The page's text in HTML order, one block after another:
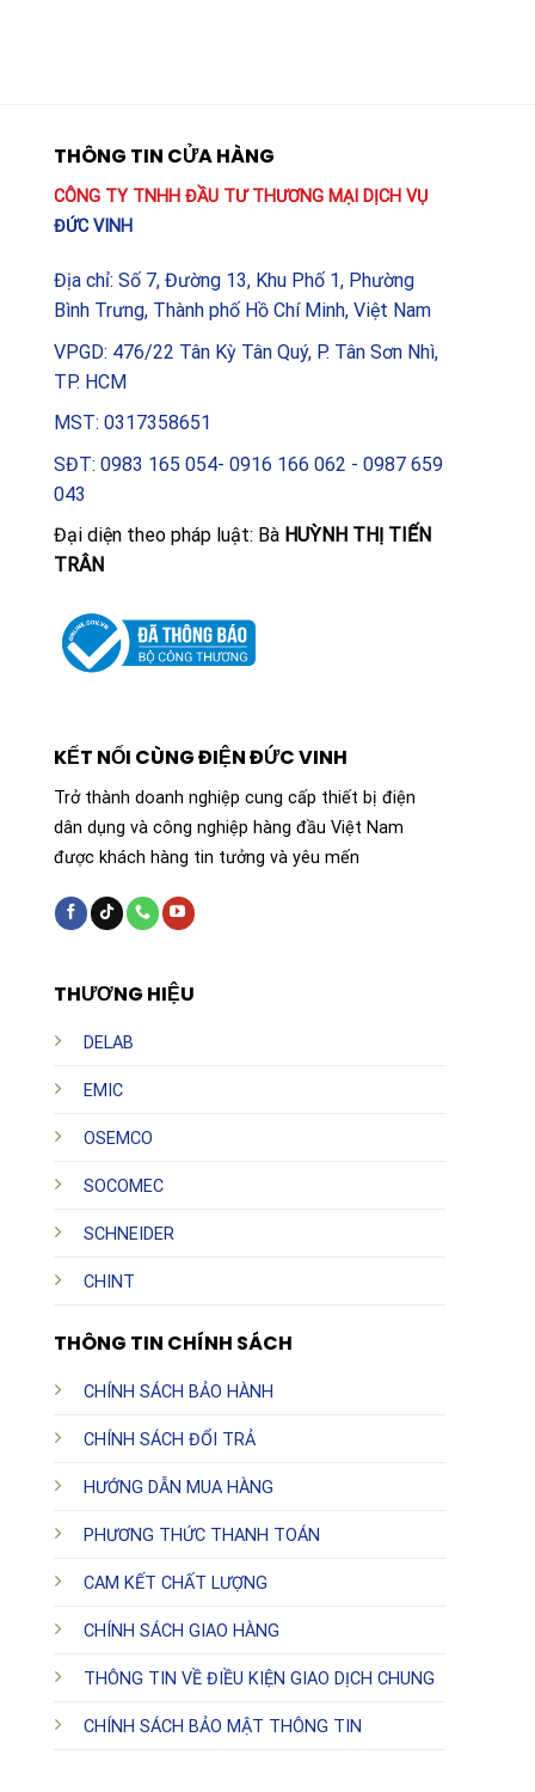
THÔNG TIN CỬA HÀNG
CÔNG TY TNHH ĐẦU TƯ THƯƠNG MẠI DỊCH VỤ
ĐỨC VINH
Địa chỉ: Số 7, Đường 13, Khu Phố 1, Phường
Bình Trưng, Thành phố Hồ Chí Minh, Việt Nam
VPGD: 476/22 Tân Kỳ Tân Quý, P. Tân Sơn Nhì,
TP. HCM
MST: 0317358651
SĐT: 0983 165 054- 0916 166 062 - 0987 659
043
Đại diện theo pháp luật: Bà HUỲNH THỊ TIẾN
TRÂN
THƯƠNG HIỆU
DELAB
EMIC
OSEMCO
SOCOMEC
SCHNEIDER
CHINT
THÔNG TIN CHÍNH SÁCH
CHÍNH SÁCH BẢO HÀNH
CHÍNH SÁCH ĐỔI TRẢ
HƯỚNG DẪN MUA HÀNG
PHƯƠNG THỨC THANH TOÁN
CAM KẾT CHẤT LƯỢNG
CHÍNH SÁCH GIAO HÀNG
THÔNG TIN VỀ ĐIỀU KIỆN GIAO DỊCH CHUNG
CHÍNH SÁCH BẢO MẬT THÔNG TIN
KẾT NỐI CÙNG ĐIỆN ĐỨC VINH
Trở thành doanh nghiệp cung cấp thiết bị điện
dân dụng và công nghiệp hàng đầu Việt Nam
được khách hàng tin tưởng và yêu mến